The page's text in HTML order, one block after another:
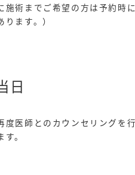
施術までご希望の方は予約
ます。）
日
度医師とのカウンセリングを
。